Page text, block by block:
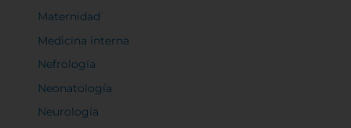
Maternidad
Medicina interna
Nefrología
Neonatología
Neurología